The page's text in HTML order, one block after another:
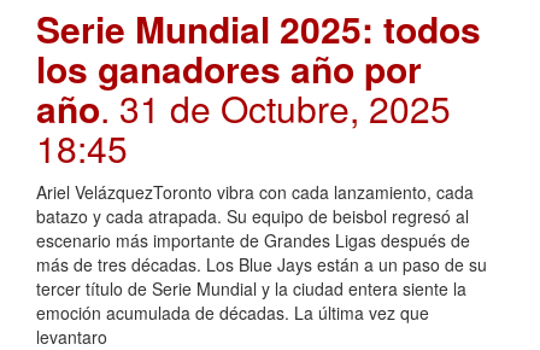
Serie Mundial 2025: todos
los ganadores año por
año. 31 de Octubre, 2025
18:45
Ariel VelázquezToronto vibra con cada lanzamiento, cada
batazo y cada atrapada. Su equipo de beisbol regresó al
escenario más importante de Grandes Ligas después de
más de tres décadas. Los Blue Jays están a un paso de su
tercer título de Serie Mundial y la ciudad entera siente la
emoción acumulada de décadas. La última vez que
levantaro